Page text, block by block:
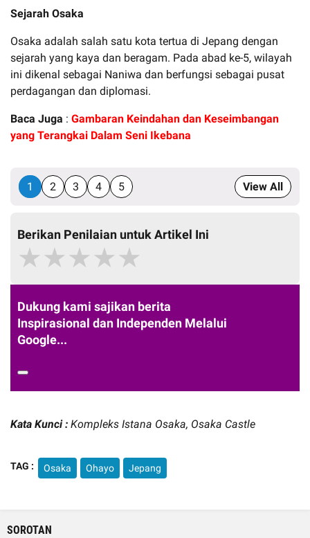
Sejarah Osaka
Osaka adalah salah satu kota tertua di Jepang dengan
sejarah yang kaya dan beragam. Pada abad ke-5, wilayah
ini dikenal sebagai Naniwa dan berfungsi sebagai pusat
perdagangan dan diplomasi.
Baca Juga : Gambaran Keindahan dan Keseimbangan
yang Terangkai Dalam Seni Ikebana
1 2 3 4 5 View All
Berikan Penilaian untuk Artikel Ini
★★★★★
Dukung kami sajikan berita
Inspirasional dan Independen Melalui
Google...
Kata Kunci : Kompleks Istana Osaka, Osaka Castle
TAG : Osaka Ohayo Jepang
SOROTAN